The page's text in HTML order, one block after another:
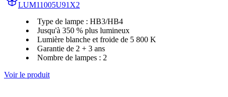
LUM11005U91X2
Type de lampe : HB3/HB4
Jusqu'à 350 % plus lumineux
Lumière blanche et froide de 5 800 K
Garantie de 2 + 3 ans
Nombre de lampes : 2
Voir le produit